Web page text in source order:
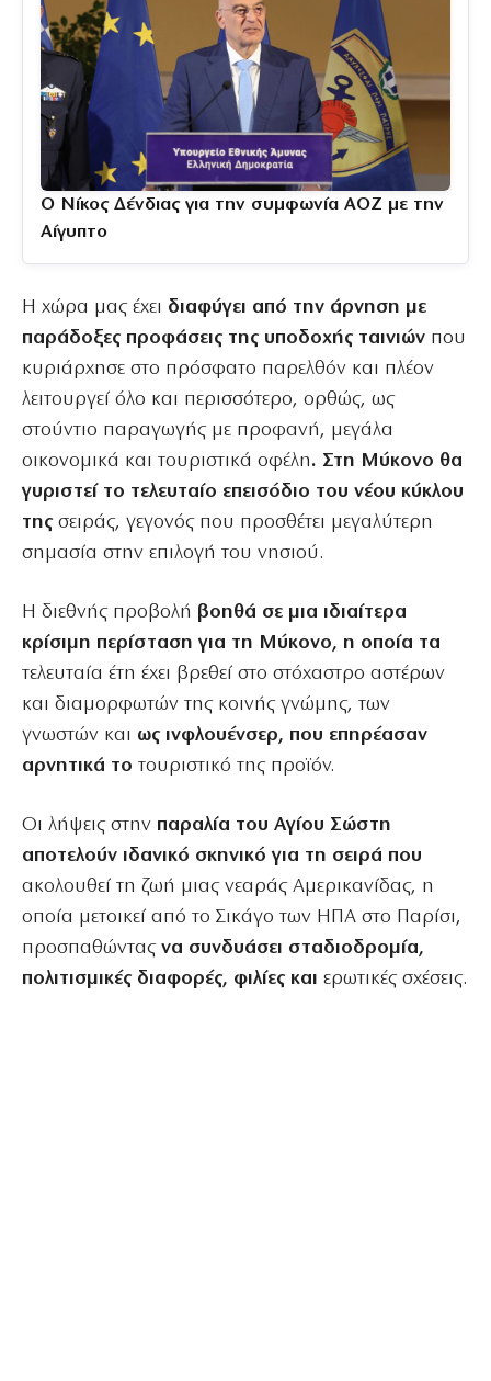
Ο Νίκος Δένδιας για την συμφωνία ΑΟΖ με την
Αίγυπτο
Η χώρα μας έχει διαφύγει από την άρνηση με
παράδοξες προφάσεις της υποδοχής ταινιών που
κυριάρχησε στο πρόσφατο παρελθόν και πλέον
λειτουργεί όλο και περισσότερο, ορθώς, ως
στούντιο παραγωγής με προφανή, μεγάλα
οικονομικά και τουριστικά οφέλη. Στη Μύκονο θα
γυριστεί το τελευταίο επεισόδιο του νέου κύκλου
της σειράς, γεγονός που προσθέτει μεγαλύτερη
σημασία στην επιλογή του νησιού.
Η διεθνής προβολή βοηθά σε μια ιδιαίτερα
κρίσιμη περίσταση για τη Μύκονο, η οποία τα
τελευταία έτη έχει βρεθεί στο στόχαστρο αστέρων
και διαμορφωτών της κοινής γνώμης, των
γνωστών και ως ινφλουένσερ, που επηρέασαν
αρνητικά το τουριστικό της προϊόν.
Οι λήψεις στην παραλία του Αγίου Σώστη
αποτελούν ιδανικό σκηνικό για τη σειρά που
ακολουθεί τη ζωή μιας νεαράς Αμερικανίδας, η
οποία μετοικεί από το Σικάγο των ΗΠΑ στο Παρίσι,
προσπαθώντας να συνδυάσει σταδιοδρομία,
πολιτισμικές διαφορές, φιλίες και ερωτικές σχέσεις.